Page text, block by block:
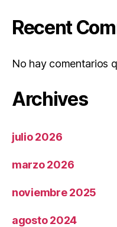
Recent
No hay comentarios
Archives
julio 2026
marzo 2026
noviembre 2025
agosto 2024